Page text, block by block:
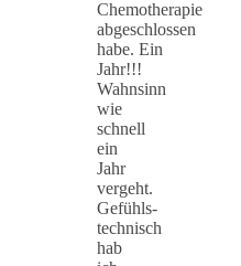
Chemotherapie
abgeschlossen
habe. Ein
Jahr!!!
Wahnsinn
wie
schnell
ein
Jahr
vergeht.
Gefühls-
technisch
hab